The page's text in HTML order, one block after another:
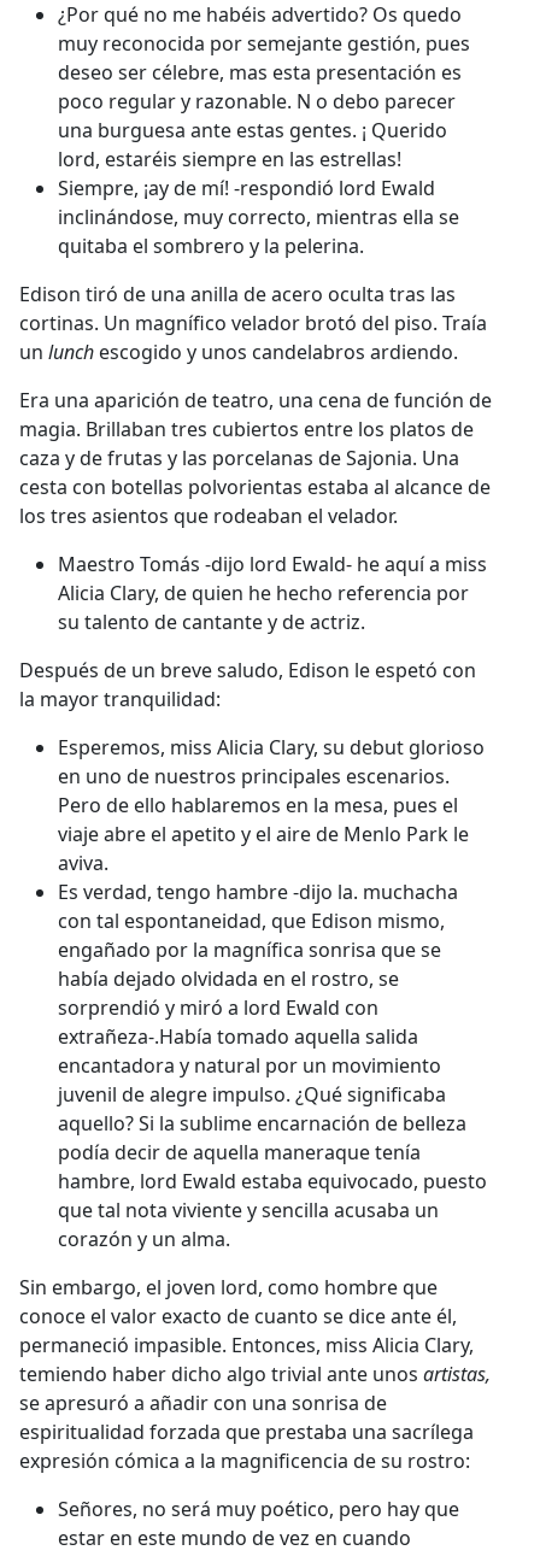
¿Por qué no me habéis advertido? Os quedo
muy reconocida por semejante gestión, pues
deseo ser célebre, mas esta presentación es
poco regular y razonable. N o debo parecer
una burguesa ante estas gentes. ¡ Querido
lord, estaréis siempre en las estrellas!
Siempre, ¡ay de mí! -respondió lord Ewald
inclinándose, muy correcto, mientras ella se
quitaba el sombrero y la pelerina.
Edison tiró de una anilla de acero oculta tras las
cortinas. Un magnífico velador brotó del piso. Traía
un lunch escogido y unos candelabros ardiendo.
Era una aparición de teatro, una cena de función de
magia. Brillaban tres cubiertos entre los platos de
caza y de frutas y las porcelanas de Sajonia. Una
cesta con botellas polvorientas estaba al alcance de
los tres asientos que rodeaban el velador.
Maestro Tomás -dijo lord Ewald- he aquí a miss
Alicia Clary, de quien he hecho referencia por
su talento de cantante y de actriz.
Después de un breve saludo, Edison le espetó con
la mayor tranquilidad:
Esperemos, miss Alicia Clary, su debut glorioso
en uno de nuestros principales escenarios.
Pero de ello hablaremos en la mesa, pues el
viaje abre el apetito y el aire de Menlo Park le
aviva.
Es verdad, tengo hambre -dijo la. muchacha
con tal espontaneidad, que Edison mismo,
engañado por la magnífica sonrisa que se
había dejado olvidada en el rostro, se
sorprendió y miró a lord Ewald con
extrañeza-.Había tomado aquella salida
encantadora y natural por un movimiento
juvenil de alegre impulso. ¿Qué significaba
aquello? Si la sublime encarnación de belleza
podía decir de aquella maneraque tenía
hambre, lord Ewald estaba equivocado, puesto
que tal nota viviente y sencilla acusaba un
corazón y un alma.
Sin embargo, el joven lord, como hombre que
conoce el valor exacto de cuanto se dice ante él,
permaneció impasible. Entonces, miss Alicia Clary,
temiendo haber dicho algo trivial ante unos artistas,
se apresuró a añadir con una sonrisa de
espiritualidad forzada que prestaba una sacrílega
expresión cómica a la magnificencia de su rostro:
Señores, no será muy poético, pero hay que
estar en este mundo de vez en cuando